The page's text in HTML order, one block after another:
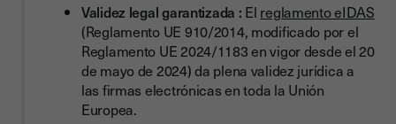
Validez legal garantizada : El reglamento eIDAS
(Reglamento UE 910/2014, modificado por el
Reglamento UE 2024/1183 en vigor desde el 20
de mayo de 2024) da plena validez jurídica a
las firmas electrónicas en toda la Unión
Europea.